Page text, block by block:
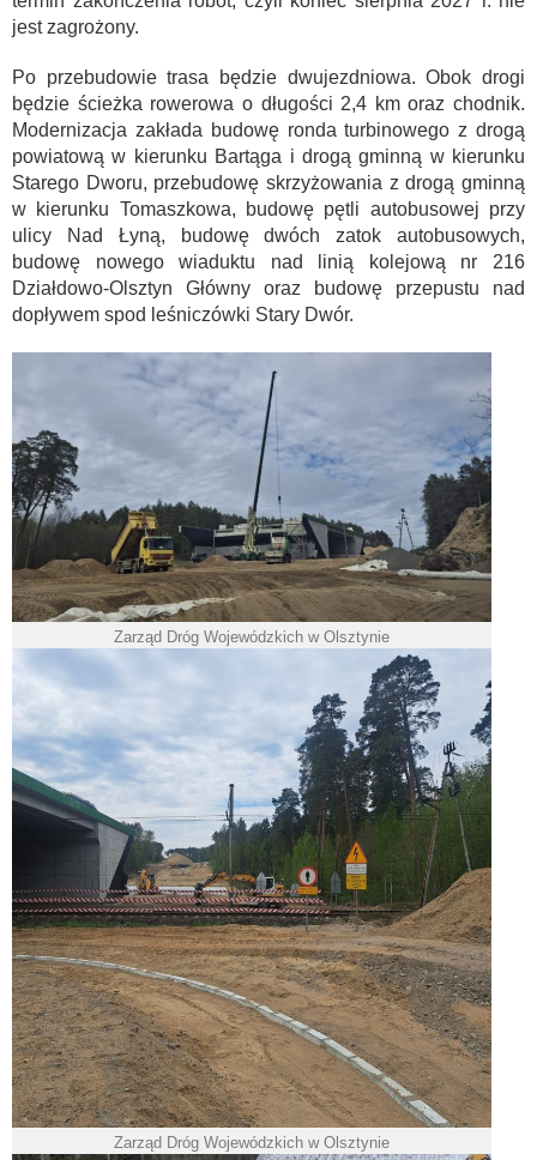
jest zagrożony.
Po przebudowie trasa będzie dwujezdniowa. Obok drogi
będzie ścieżka rowerowa o długości 2,4 km oraz chodnik.
Modernizacja zakłada budowę ronda turbinowego z drogą
powiatową w kierunku Bartąga i drogą gminną w kierunku
Starego Dworu, przebudowę skrzyżowania z drogą gminną
w kierunku Tomaszkowa, budowę pętli autobusowej przy
ulicy Nad Łyną, budowę dwóch zatok autobusowych,
budowę nowego wiaduktu nad linią kolejową nr 216
Działdowo-Olsztyn Główny oraz budowę przepustu nad
dopływem spod leśniczówki Stary Dwór.
Zarząd Dróg Wojewódzkich w Olsztynie
Zarząd Dróg Wojewódzkich w Olsztynie